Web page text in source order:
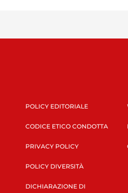
POLICY EDITORIALE
CODICE ETICO CONDOTTA
PRIVACY POLICY
POLICY DIVERSITÀ
DICHIARAZIONE DI